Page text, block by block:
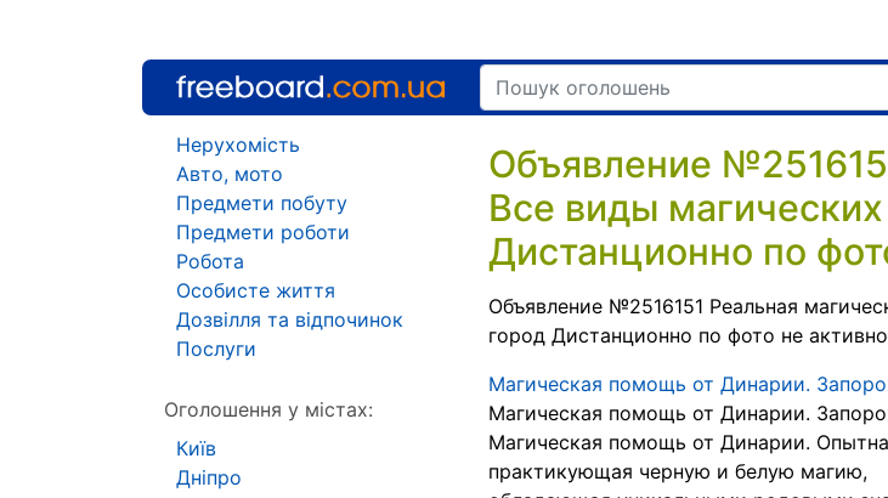
Объявление
Все виды
Дистанционно по
Объявление №2516151 Реальная
город Дистанционно по фото не
Магическая помощь от Динарии.
Магическая помощь от Динарии.
Магическая помощь от Динарии.
практикующая черную и белую магию,
Нерухомість
Авто, мото
Предмети побуту
Предмети роботи
Робота
Особисте життя
Дозвілля та відпочинок
Послуги
Оголошення у містах:
Київ
Дніпро